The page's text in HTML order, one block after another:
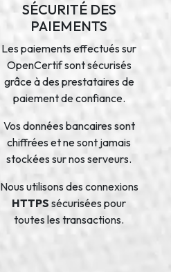
SÉCURITÉ DES
PAIEMENTS
Les paiements effectués sur
OpenCertif sont sécurisés
grâce à des prestataires de
paiement de confiance.
Vos données bancaires sont
chiffrées et ne sont jamais
stockées sur nos serveurs.
Nous utilisons des connexions
HTTPS sécurisées pour
toutes les transactions.